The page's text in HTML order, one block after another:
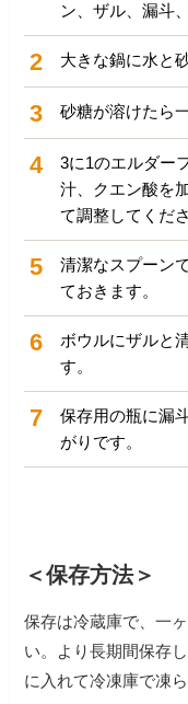
ン、ザル、漏斗
2 大きな鍋に水と
3 砂糖が溶けたら
4
3に1のエルダー
汁、クエン酸を
て調整してくださ
5
清潔なスプーン
ておきます。
6
ボウルにザルと
す。
7
保存用の瓶に漏
がりです。
＜保存方法＞
保存は冷蔵庫で、一
い。 より長期間保存
に入れて冷凍庫で凍